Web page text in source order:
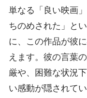
単なる「良い映画
ちのめされた」と
に、この作品が彼
えます。彼の言葉
厳や、困難な状況
い感動が隠されて